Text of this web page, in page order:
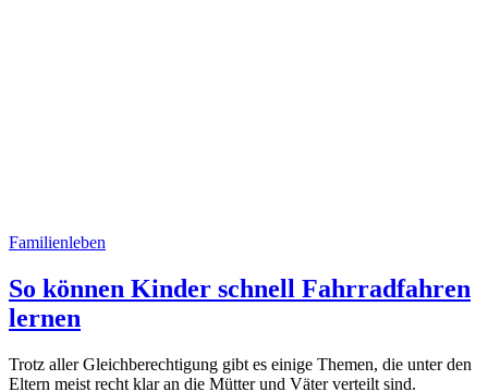
Familienleben
So können Kinder schnell Fahrradfahren
lernen
Trotz aller Gleichberechtigung gibt es einige Themen, die unter den
Eltern meist recht klar an die Mütter und Väter verteilt sind.